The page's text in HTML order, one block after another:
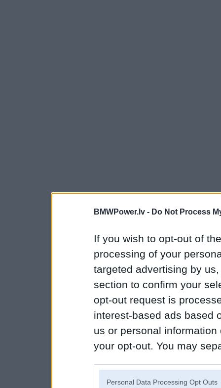
BMWPower.lv - Do Not Process
If you wish to opt-out of
processing of your
targeted advertising by
section to confirm your
opt-out request is
interest-based ads based
us or personal
your opt-out. You may
Personal Data Processing Opt Outs